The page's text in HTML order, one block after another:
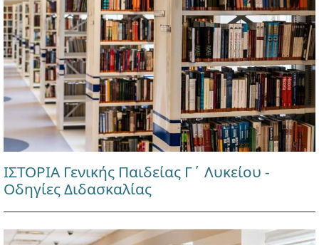
ΙΣΤΟΡΙΑ Γενικής Παιδείας Γ΄ Λυκείου -
Οδηγίες Διδασκαλίας